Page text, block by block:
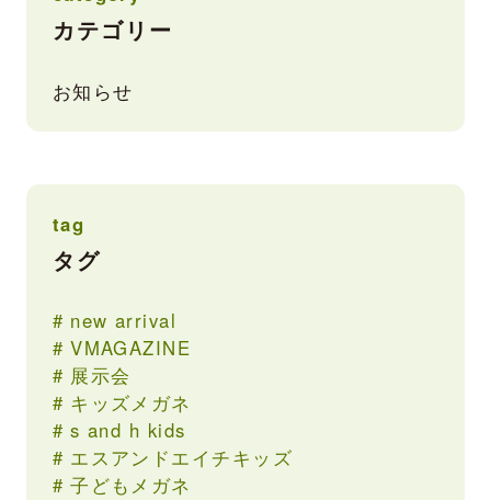
カテゴリー
お知らせ
tag
タグ
new arrival
VMAGAZINE
展示会
キッズメガネ
s and h kids
エスアンドエイチキッズ
子どもメガネ